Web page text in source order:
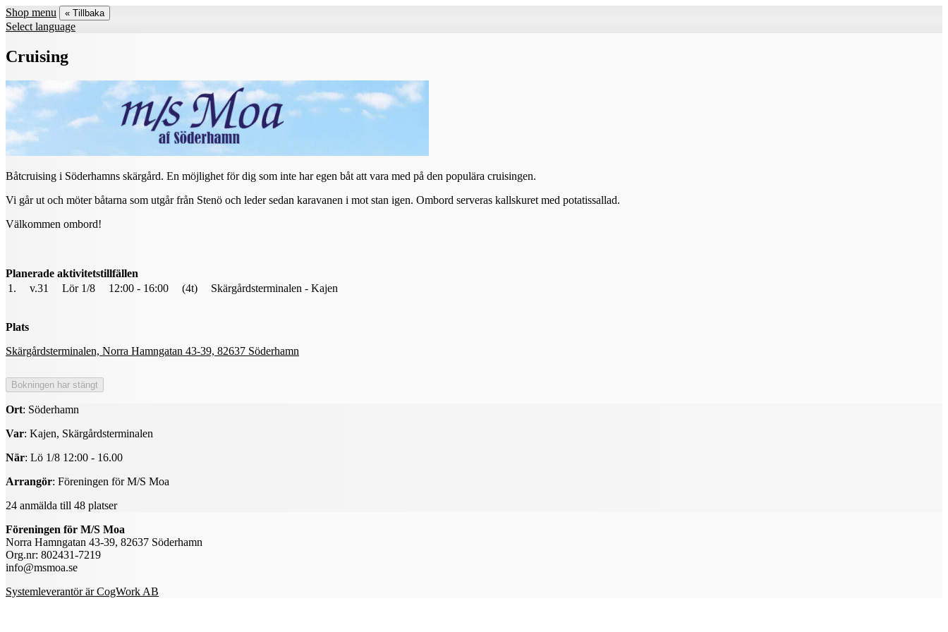
Shop menu « Tillbaka
Select language
Cruising
Båtcruising i Söderhamns skärgård. En möjlighet för dig som inte har egen båt att vara med på den populära cruisingen.
Vi går ut och möter båtarna som utgår från Stenö och leder sedan karavanen i mot stan igen. Ombord serveras kallskuret med potatissallad.
Välkommen ombord!
Planerade aktivitetstillfällen
1.
v.31 Lör 1/8 12:00 - 16:00 (4t) Skärgårdsterminalen - Kajen
Plats
Skärgårdsterminalen, Norra Hamngatan 43-39, 82637 Söderhamn
Ort: Söderhamn
Var: Kajen, Skärgårdsterminalen
När: Lö 1/8 12:00 - 16.00
Arrangör: Föreningen för M/S Moa
24 anmälda till 48 platser
Föreningen för M/S Moa
Norra Hamngatan 43-39, 82637 Söderhamn
Org.nr: 802431-7219
info@msmoa.se
Systemleverantör är CogWork AB